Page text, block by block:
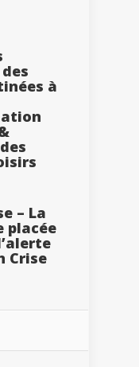
à
– La
placée
Crise